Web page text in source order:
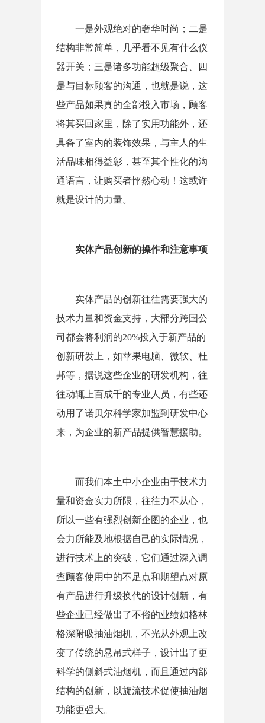
一是外观绝对的奢华时尚；二是
结构非常简单，几乎看不见有什么仪
器开关；三是诸多功能超级聚合、四
是与目标顾客的沟通，也就是说，这
些产品如果真的全部投入市场，顾客
将其买回家里，除了实用功能外，还
具备了室内的装饰效果，与主人的生
活品味相得益彰，甚至其个性化的沟
通语言，让购买者怦然心动！这或许
就是设计的力量。
实体产品创新的操作和注意事项
实体产品的创新往往需要强大的
技术力量和资金支持，大部分跨国公
司都会将利润的20%投入于新产品的
创新研发上，如苹果电脑、微软、杜
邦等，据说这些企业的研发机构，往
往动辄上百成千的专业人员，有些还
动用了诺贝尔科学家加盟到研发中心
来，为企业的新产品提供智慧援助。
而我们本土中小企业由于技术力
量和资金实力所限，往往力不从心，
所以一些有强烈创新企图的企业，也
会力所能及地根据自己的实际情况，
进行技术上的突破，它们通过深入调
查顾客使用中的不足点和期望点对原
有产品进行升级换代的设计创新，有
些企业已经做出了不俗的业绩如格林
格深附吸抽油烟机，不光从外观上改
变了传统的悬吊式样子，设计出了更
科学的侧斜式油烟机，而且通过内部
结构的创新，以旋流技术促使抽油烟
功能更强大。